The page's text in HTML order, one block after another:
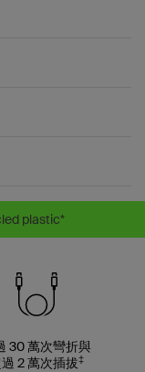
plastic*
30 萬次彎折與
2 萬次插拔‡